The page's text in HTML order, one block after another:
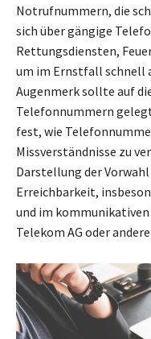
Notrufnummern, die
sich über gängige
Rettungsdiensten,
um im Ernstfall schnell
Augenmerk sollte auf
Telefonnummern
fest, wie
Missverständnisse zu
Darstellung der
Erreichbarkeit,
und im
Telekom AG oder